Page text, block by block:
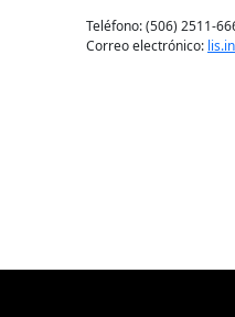
Teléfono: (506) 2511-
Correo electrónico: